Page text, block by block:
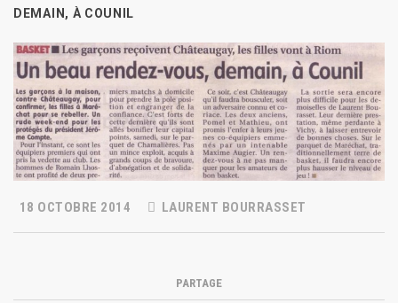
DEMAIN, À COUNIL
18 OCTOBRE 2014 LAURENT BOURRASSET
PARTAGE